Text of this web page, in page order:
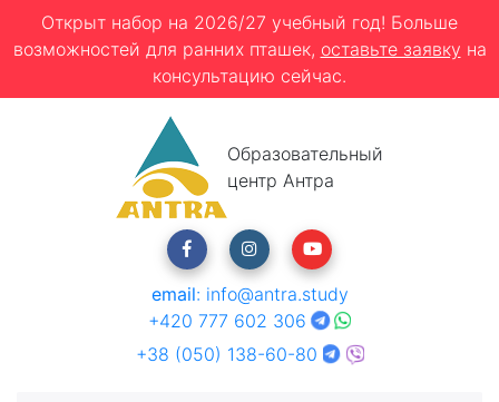
Открыт набор на 2026/27 учебный год! Больше
возможностей для ранних пташек, оставьте заявку на
консультацию сейчас.
Образовательный
центр Антра
email: info@antra.study
+420 777 602 306
+38 (050) 138-60-80